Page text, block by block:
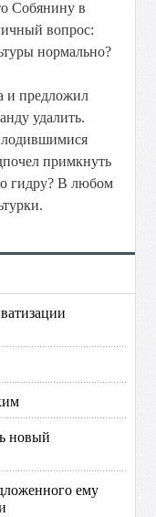
Собянину в
вопрос:
нормально?
и предложил
удалить.
примкнуть
гидру? В любом
новый
ему